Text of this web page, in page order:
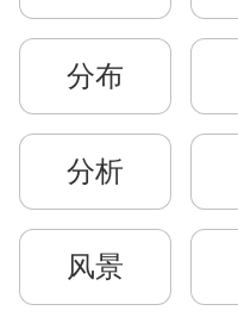
分布
分析
风景